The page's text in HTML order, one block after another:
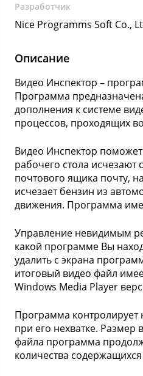
Разработчик
Nice Programms Soft Co.,
Описание
Видео Инспектор –
Программа
дополнения к системе
процессов, проходящих
Видео Инспектор
рабочего стола исчезают
почтового ящика почту,
исчезает бензин из
движения. Программа
Управление невидимым
какой программе Вы
удалить с экрана
итоговый видео файл
Windows Media Player
Программа контролирует
при его нехватке.
файла программа
количества